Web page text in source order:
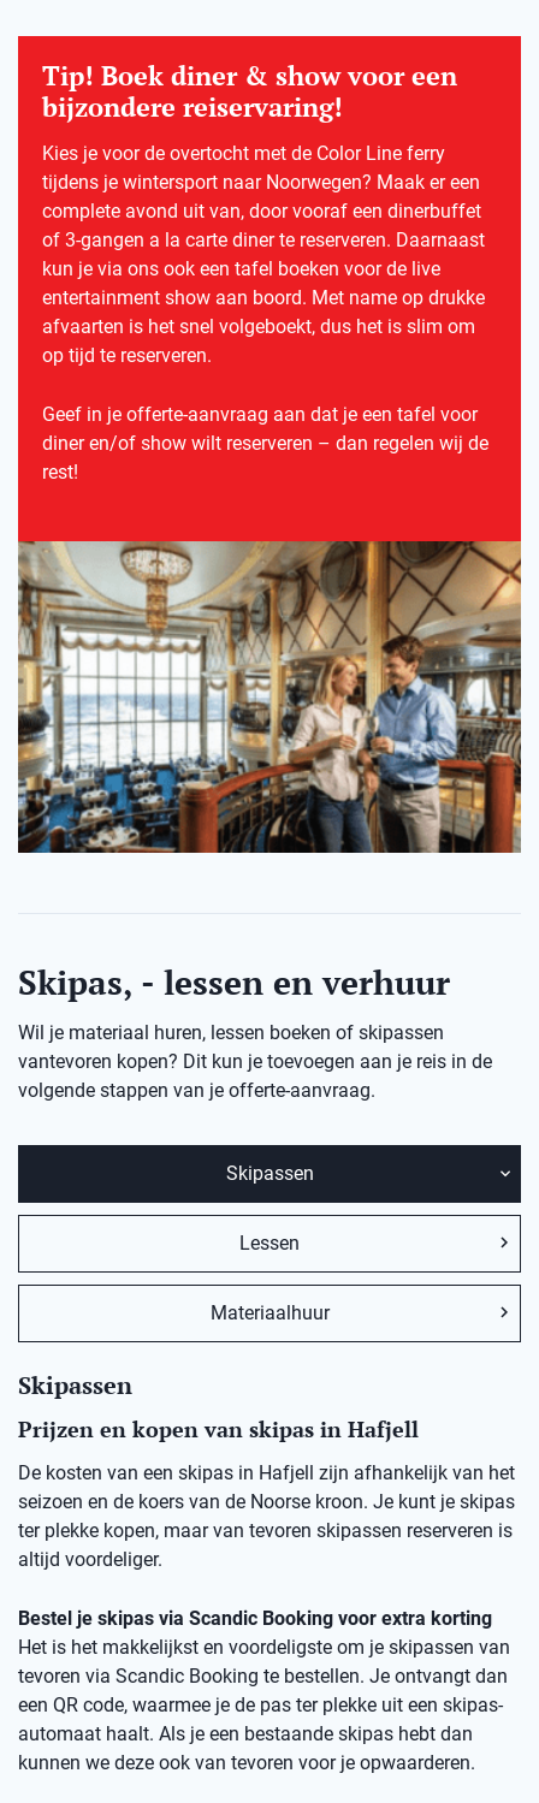
Tip! Boek diner & show voor een
bijzondere reiservaring!
Kies je voor de overtocht met de Color Line ferry
tijdens je wintersport naar Noorwegen? Maak er een
complete avond uit van, door vooraf een dinerbuffet
of 3-gangen a la carte diner te reserveren. Daarnaast
kun je via ons ook een tafel boeken voor de live
entertainment show aan boord. Met name op drukke
afvaarten is het snel volgeboekt, dus het is slim om
op tijd te reserveren.
Geef in je offerte-aanvraag aan dat je een tafel voor
diner en/of show wilt reserveren – dan regelen wij de
rest!
Skipas, - lessen en verhuur
Wil je materiaal huren, lessen boeken of skipassen
vantevoren kopen? Dit kun je toevoegen aan je reis in de
volgende stappen van je offerte-aanvraag.
Skipassen
Lessen
Materiaalhuur
Skipassen
Prijzen en kopen van skipas in Hafjell
De kosten van een skipas in Hafjell zijn afhankelijk van het
seizoen en de koers van de Noorse kroon. Je kunt je skipas
ter plekke kopen, maar van tevoren skipassen reserveren is
altijd voordeliger.
Bestel je skipas via Scandic Booking voor extra korting
Het is het makkelijkst en voordeligste om je skipassen van
tevoren via Scandic Booking te bestellen. Je ontvangt dan
een QR code, waarmee je de pas ter plekke uit een skipas-
automaat haalt. Als je een bestaande skipas hebt dan
kunnen we deze ook van tevoren voor je opwaarderen.